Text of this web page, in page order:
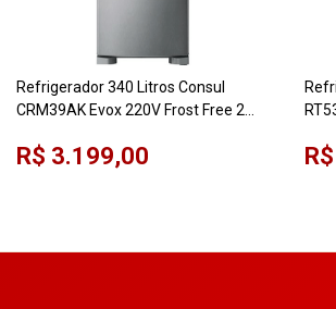
Refrigerador 340 Litros Consul
CRM39AK Evox 220V Frost Free 2
R$ 3.199,00